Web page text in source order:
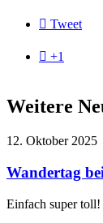
 Tweet
 +1
Weitere
12. Oktober 2025
Wandertag
Einfach super